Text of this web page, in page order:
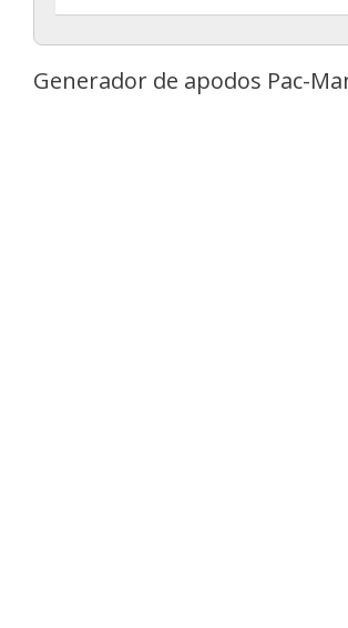
Generador de apodos Pac-